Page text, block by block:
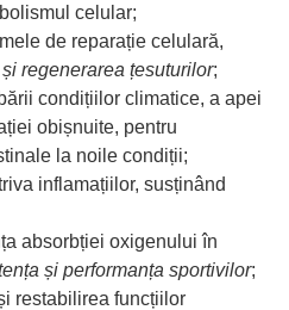
celular;
de reparație celulară,
regenerarea țesuturilor;
condițiilor climatice, a apei
obișnuite, pentru
la noile condiții;
inflamațiilor, susținând
absorbției oxigenului în
și performanța sportivilor;
restabilirea funcțiilor